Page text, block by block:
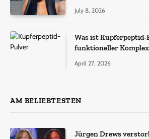
July 8, 2026
Was ist Kupferpeptid-
funktioneller Komplex
April 27, 2026
AM BELIEBTESTEN
Jürgen Drews